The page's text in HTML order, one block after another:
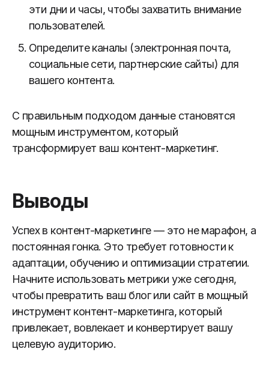
эти дни и часы, чтобы захватить внимание
пользователей.
Определите каналы (электронная почта,
социальные сети, партнерские сайты) для
вашего контента.
С правильным подходом данные становятся
мощным инструментом, который
трансформирует ваш контент-маркетинг.
Выводы
Успех в контент-маркетинге — это не марафон, а
постоянная гонка. Это требует готовности к
адаптации, обучению и оптимизации стратегии.
Начните использовать метрики уже сегодня,
чтобы превратить ваш блог или сайт в мощный
инструмент контент-маркетинга, который
привлекает, вовлекает и конвертирует вашу
целевую аудиторию.